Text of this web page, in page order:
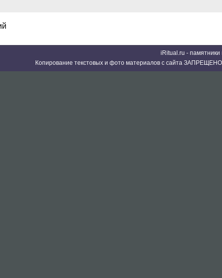
iRitual.ru -
Копирование текстовых и фото материалов с сайта